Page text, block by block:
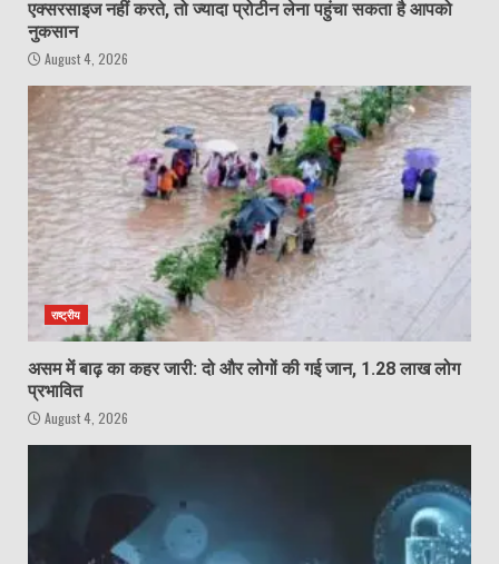
एक्सरसाइज नहीं करते, तो ज्यादा प्रोटीन लेना पहुंचा सकता है आपको
नुकसान
August 4, 2026
राष्ट्रीय
असम में बाढ़ का कहर जारी: दो और लोगों की गई जान, 1.28 लाख लोग
प्रभावित
August 4, 2026